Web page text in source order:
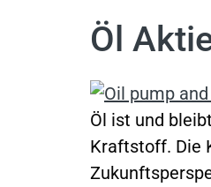
Öl
Öl ist und
Kraftstoff. Die